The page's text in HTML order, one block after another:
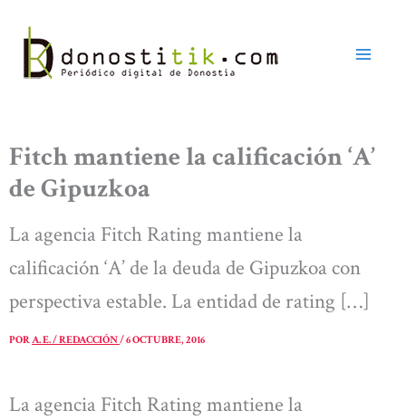
contenido
Fitch mantiene la calificación ‘A’
de Gipuzkoa
La agencia Fitch Rating mantiene la
calificación ‘A’ de la deuda de Gipuzkoa con
perspectiva estable. La entidad de rating […]
PORA. E. / REDACCIÓN/6 OCTUBRE, 2016
La agencia Fitch Rating mantiene la